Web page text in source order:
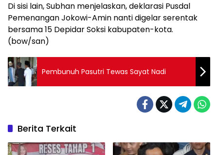
Di sisi lain, Subhan menjelaskan, deklarasi Pusdal
Pemenangan Jokowi-Amin nanti digelar serentak
bersama 15 Depidar Soksi kabupaten-kota.
(bow/san)
Pembunuh Pasutri Tewas Sayat Nadi
Berita Terkait